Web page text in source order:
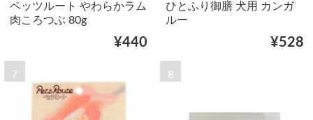
ペッツルート やわらかラム
肉ころつぶ 80g
¥440
ひとふり御膳 犬用 カンガ
ルー
¥528
7 8